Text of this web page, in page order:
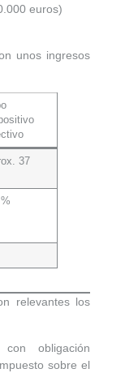
euros)
unos ingresos
37
relevantes los
obligación
sobre el